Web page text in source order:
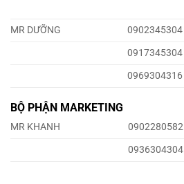
MR DƯỠNG
0902345304
0917345304
0969304316
BỘ PHẬN MARKETING
MR KHANH 0902280582
0936304304